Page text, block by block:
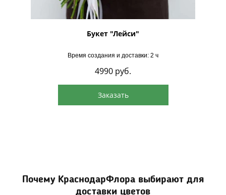
Букет "Лейси"
Время создания и доставки: 2 ч
4990 руб.
Заказать
Почему КраснодарФлора выбирают для
доставки цветов